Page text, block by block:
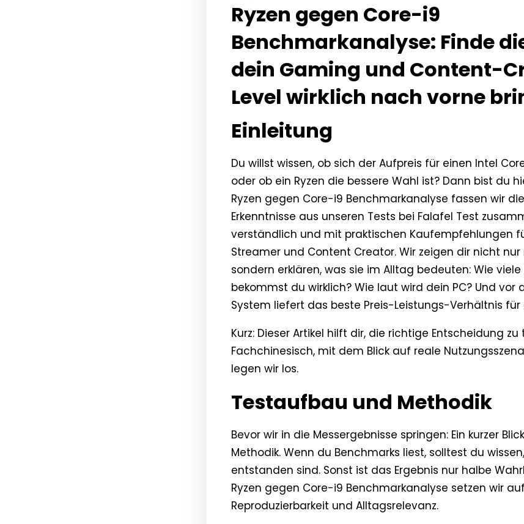
Ryzen gegen Core-i9
Benchmarkanalyse: Finde
dein Gaming und Content-
Level wirklich nach vorne
Einleitung
Du willst wissen, ob sich der Aufpreis für einen Intel
oder ob ein Ryzen die bessere Wahl ist? Dann bist du
Ryzen gegen Core-i9 Benchmarkanalyse fassen wir
Erkenntnisse aus unseren Tests bei Falafel Test
verständlich und mit praktischen Kaufempfehlungen
Streamer und Content Creator. Wir zeigen dir nicht nur
sondern erklären, was sie im Alltag bedeuten: Wie viele
bekommst du wirklich? Wie laut wird dein PC? Und vor
System liefert das beste Preis-Leistungs-Verhältnis für
Kurz: Dieser Artikel hilft dir, die richtige Entscheidung
Fachchinesisch, mit dem Blick auf reale
legen wir los.
Testaufbau und Methodik
Bevor wir in die Messergebnisse springen: Ein kurzer
Methodik. Wenn du Benchmarks liest, solltest du
entstanden sind. Sonst ist das Ergebnis nur halbe
Ryzen gegen Core-i9 Benchmarkanalyse setzen wir auf
Reproduzierbarkeit und Alltagsrelevanz.